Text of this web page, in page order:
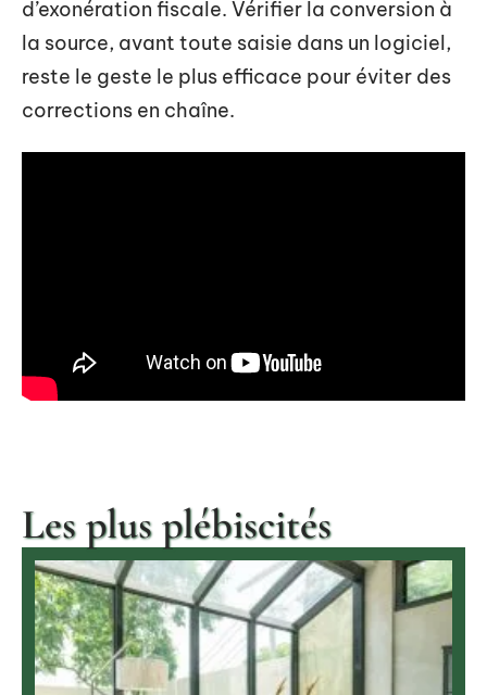
d’exonération fiscale. Vérifier la conversion à
la source, avant toute saisie dans un logiciel,
reste le geste le plus efficace pour éviter des
corrections en chaîne.
Les plus plébiscités